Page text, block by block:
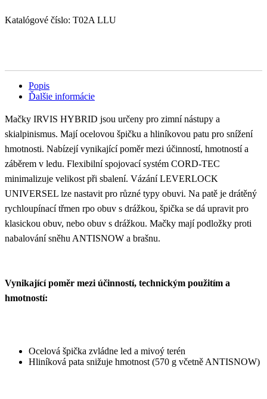
Katalógové číslo: T02A LLU
Popis
Ďalšie informácie
Mačky IRVIS HYBRID jsou určeny pro zimní nástupy a
skialpinismus. Mají ocelovou špičku a hliníkovou patu pro snížení
hmotnosti. Nabízejí vynikající poměr mezi účinností, hmotností a
záběrem v ledu. Flexibilní spojovací systém CORD-TEC
minimalizuje velikost při sbalení. Vázání LEVERLOCK
UNIVERSEL lze nastavit pro různé typy obuvi. Na patě je drátěný
rychloupínací třmen rpo obuv s drážkou, špička se dá upravit pro
klasickou obuv, nebo obuv s drážkou. Mačky mají podložky proti
nabalování sněhu ANTISNOW a brašnu.
Vynikající poměr mezi účinností, technickým použitím a
hmotností:
Ocelová špička zvládne led a mivoý terén
Hliníková pata snižuje hmotnost (570 g včetně ANTISNOW)